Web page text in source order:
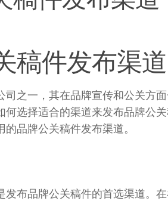
稿件发布渠道
之一，其在品牌宣传和公关方面
选择适合的渠道来发布品牌公关
品牌公关稿件发布渠道。
发布品牌公关稿件的首选渠道。